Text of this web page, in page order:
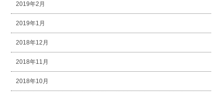
2019年2月
2019年1月
2018年12月
2018年11月
2018年10月